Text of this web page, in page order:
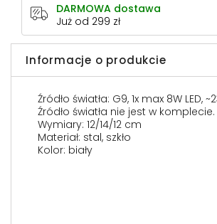
DARMOWA dostawa
Już od 299 zł
Informacje o produkcie
Źródło światła: G9, 1x max 8W LED,
Źródło światła nie jest w komplecie.
Wymiary: 12/14/12 cm
Materiał: stal, szkło
Kolor: biały